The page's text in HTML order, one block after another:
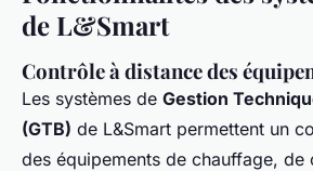
de L&Smart
Contrôle à distance des
Les systèmes de Gestion
(GTB) de L&Smart permettent un
des équipements de chauffage, de